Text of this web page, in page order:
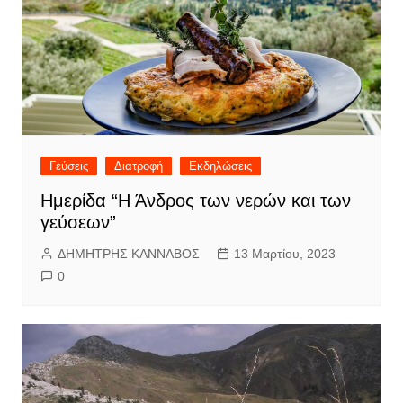
Γεύσεις Διατροφή Εκδηλώσεις
Ημερίδα “Η Άνδρος των νερών και των
γεύσεων”
ΔΗΜΗΤΡΗΣ ΚΑΝΝΑΒΟΣ
13 Μαρτίου, 2023
0